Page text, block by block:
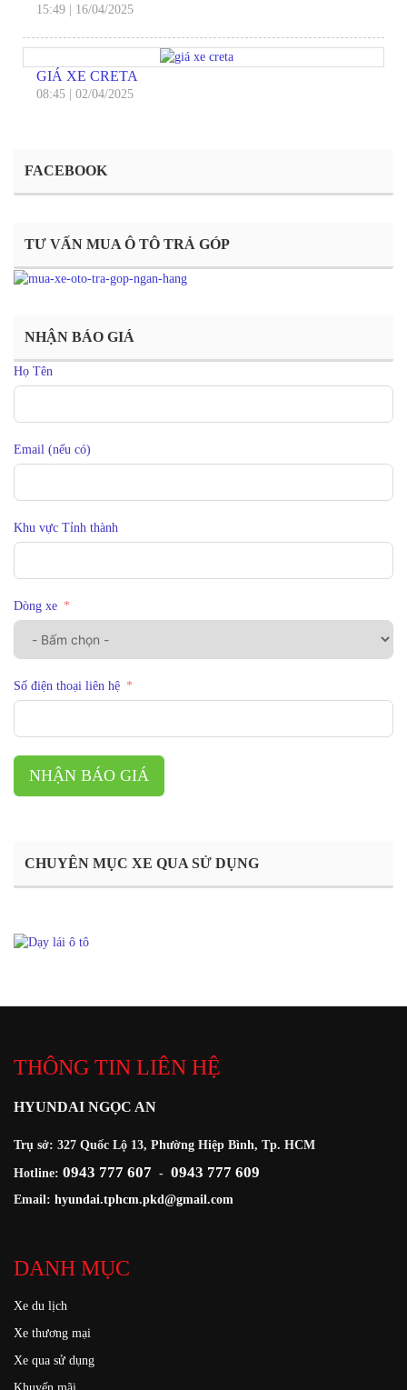
15:49 16/04/2025
GIÁ XE CRETA
08:45 02/04/2025
FACEBOOK
TƯ VẤN MUA Ô TÔ TRẢ GÓP
NHẬN BÁO GIÁ
Họ Tên
Email (nếu có)
Khu vực Tỉnh thành
Dòng xe
Số điện thoại liên hệ
NHẬN BÁO GIÁ
CHUYÊN MỤC XE QUA SỬ DỤNG
THÔNG TIN LIÊN HỆ
HYUNDAI NGỌC AN
Trụ sở: 327 Quốc Lộ 13, Phường Hiệp Bình, Tp. HCM
Hotline: 0943 777 607 - 0943 777 609
Email: hyundai.tphcm.pkd@gmail.com
DANH MỤC
Xe du lịch
Xe thương mại
Xe qua sử dụng